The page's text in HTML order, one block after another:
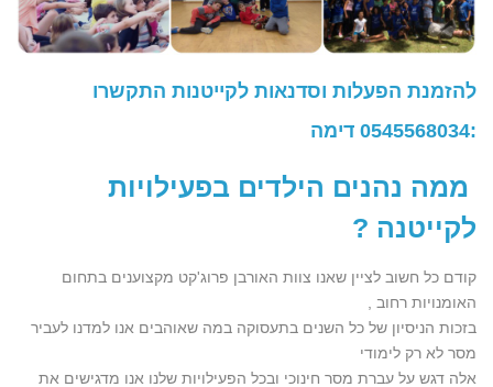
להזמנת הפעלות וסדנאות לקייטנות התקשרו
:0545568034 דימה
ממה נהנים הילדים בפעילויות
לקייטנה ?
קודם כל חשוב לציין שאנו צוות האורבן פרוג'קט מקצוענים בתחום
האומנויות רחוב ,
בזכות הניסיון של כל השנים בתעסוקה במה שאוהבים אנו למדנו לעביר
מסר לא רק לימודי
אלה דגש על עברת מסר חינוכי ובכל הפעילויות שלנו אנו מדגישים את